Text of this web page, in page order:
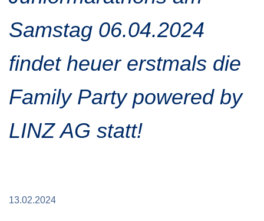
Special Olympics Run
Schule läuft
Feuerwehr läuft
Staatsmeisterschaft
Service der Linz Linien
Zeitmessung
Teilnahmebedingungen
Samstag 06.04.2024
findet heuer erstmals die
Family Party powered by
LINZ AG statt!
13.02.2024